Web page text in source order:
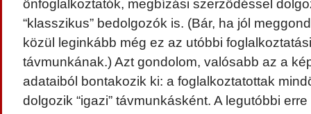
önfoglalkoztatók, megbízási szerződéssel
“klasszikus” bedolgozók is. (Bár, ha jól
közül leginkább még ez az utóbbi
távmunkának.) Azt gondolom, valósabb az a
adataiból bontakozik ki: a foglalkoztatottak
dolgozik “igazi” távmunkásként. A legutóbbi